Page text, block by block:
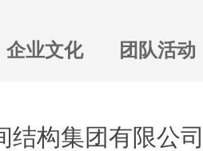
企业文化 团队活动
结构集团有限公